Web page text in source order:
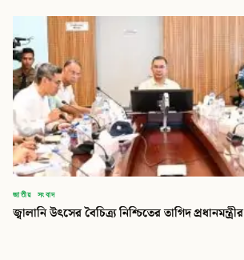
জাতীয় সংবাদ
জ্বালানি উৎসের বৈচিত্র্য নিশ্চিতের তাগিদ প্রধানমন্ত্রীর